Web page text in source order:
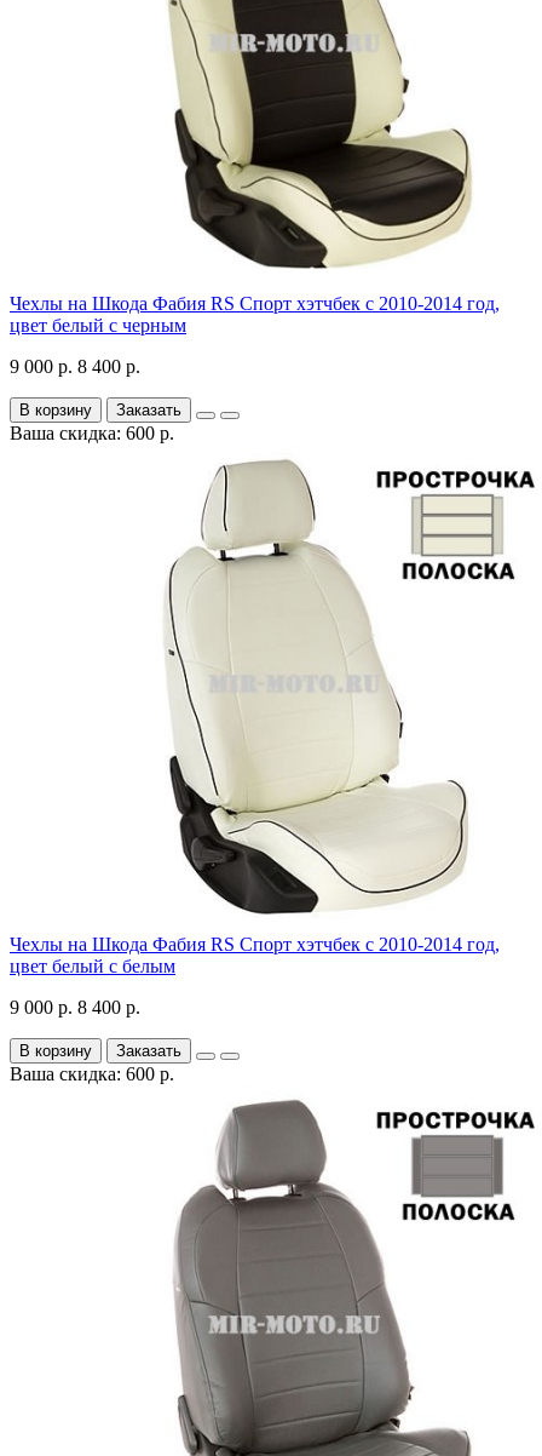
Чехлы на Шкода Фабия RS Спорт хэтчбек с 2010-2014 год,
цвет белый с черным
9 000 р. 8 400 р.
В корзину Заказать
Ваша скидка: 600 р.
Чехлы на Шкода Фабия RS Спорт хэтчбек с 2010-2014 год,
цвет белый с белым
9 000 р. 8 400 р.
В корзину Заказать
Ваша скидка: 600 р.